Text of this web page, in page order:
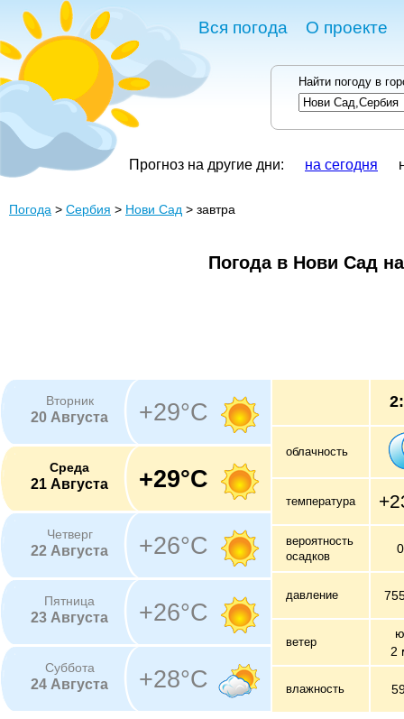
Вся погода О проекте
Найти погоду в
Прогноз на другие дни: на сегодня
Погода > Сербия > Нови Сад > завтра
Погода в Нови Сад
Вторник
20 Августа +29°C
Среда
21 Августа +29°C
Четверг
22 Августа +26°C
Пятница
23 Августа +26°C
Суббота
24 Августа +28°C
облачность
температура
вероятность
осадков
давление
ветер
2
влажность